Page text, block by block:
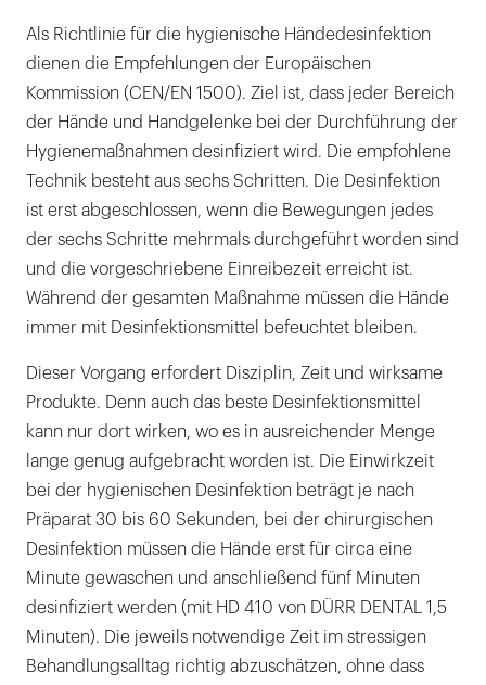
Als Richtlinie für die hygienische Händedesinfektion
dienen die Empfehlungen der Europäischen
Kommission (CEN/EN 1500). Ziel ist, dass jeder Bereich
der Hände und Handgelenke bei der Durchführung der
Hygienemaßnahmen desinfiziert wird. Die empfohlene
Technik besteht aus sechs Schritten. Die Desinfektion
ist erst abgeschlossen, wenn die Bewegungen jedes
der sechs Schritte mehrmals durchgeführt worden sind
und die vorgeschriebene Einreibezeit erreicht ist.
Während der gesamten Maßnahme müssen die Hände
immer mit Desinfektionsmittel befeuchtet bleiben.
Dieser Vorgang erfordert Disziplin, Zeit und wirksame
Produkte. Denn auch das beste Desinfektionsmittel
kann nur dort wirken, wo es in ausreichender Menge
lange genug aufgebracht worden ist. Die Einwirkzeit
bei der hygienischen Desinfektion beträgt je nach
Präparat 30 bis 60 Sekunden, bei der chirurgischen
Desinfektion müssen die Hände erst für circa eine
Minute gewaschen und anschließend fünf Minuten
desinfiziert werden (mit HD 410 von DÜRR DENTAL 1,5
Minuten). Die jeweils notwendige Zeit im stressigen
Behandlungsalltag richtig abzuschätzen, ohne dass